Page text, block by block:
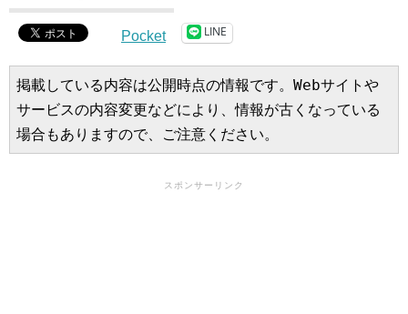
Pocket LINE
掲載している内容は公開時点の情報です。Webサイトや
サービスの内容変更などにより、情報が古くなっている
場合もありますので、ご注意ください。
スポンサーリンク